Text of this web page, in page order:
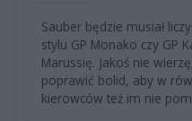
Sauber będzie musiał
stylu GP Monako czy GP
Marussię. Jakoś nie
poprawić bolid, aby w
kierowców też im nie